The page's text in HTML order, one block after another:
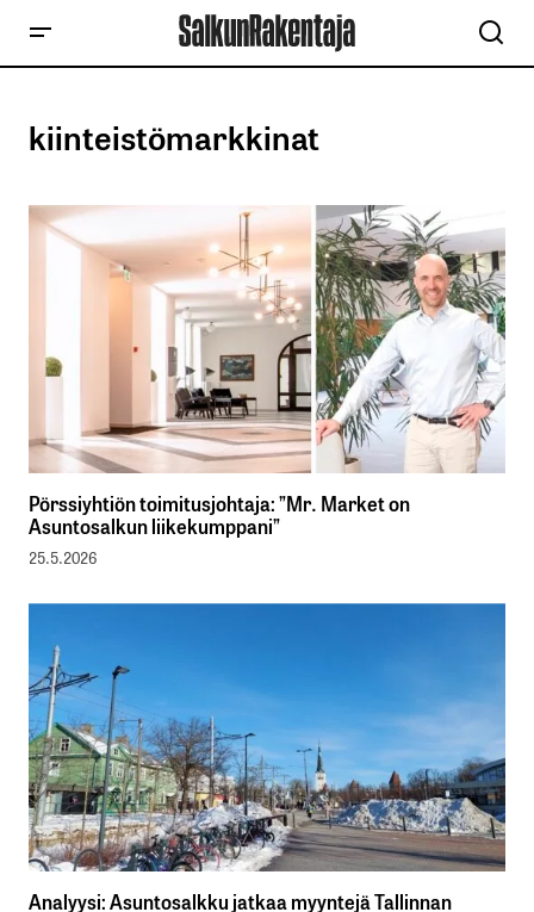
kiinteistömarkkinat
Pörssiyhtiön toimitusjohtaja: ”Mr. Market on
Asuntosalkun liikekumppani”
25.5.2026
Analyysi: Asuntosalkku jatkaa myyntejä Tallinnan